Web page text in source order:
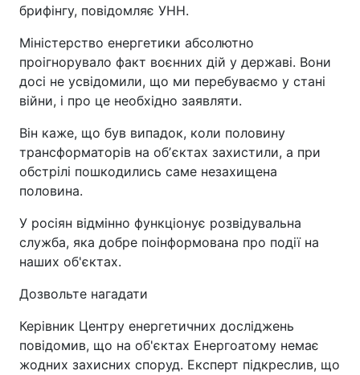
брифінгу, повідомляє УНН.
Міністерство енергетики абсолютно
проігнорувало факт воєнних дій у державі. Вони
досі не усвідомили, що ми перебуваємо у стані
війни, і про це необхідно заявляти.
Він каже, що був випадок, коли половину
трансформаторів на обʼєктах захистили, а при
обстрілі пошкодились саме незахищена
половина.
У росіян відмінно функціонує розвідувальна
служба, яка добре поінформована про події на
наших об'єктах.
Дозвольте нагадати
Керівник Центру енергетичних досліджень
повідомив, що на об'єктах Енергоатому немає
жодних захисних споруд. Експерт підкреслив, що